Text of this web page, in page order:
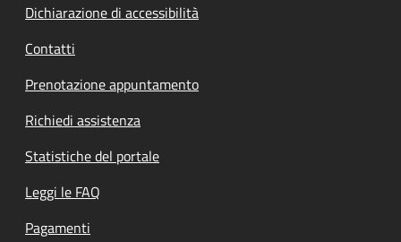
Dichiarazione di accessibilità
Contatti
Prenotazione appuntamento
Richiedi assistenza
Statistiche del portale
Leggi le FAQ
Pagamenti